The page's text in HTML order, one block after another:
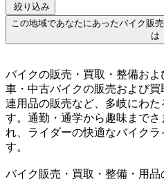
絞り込み
この地域であなたにあったバイク販
は
バイクの販売・買取・整備お
車・中古バイクの販売および
連用品の販売など、多岐にわた
す。通勤・通学から趣味まで
れ、ライダーの快適なバイク
す。
バイク販売・買取・整備・用